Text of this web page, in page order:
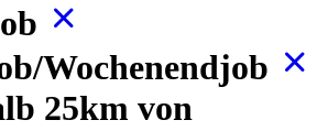
Wochenendjob
25km von